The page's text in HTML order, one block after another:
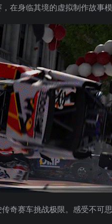
在身临其境的虚拟制作故事
奇赛车挑战极限。感受不可